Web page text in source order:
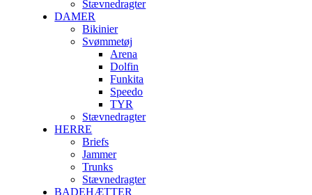
Stævnedragter
DAMER
Bikinier
Svømmetøj
Arena
Dolfin
Funkita
Speedo
TYR
Stævnedragter
HERRE
Briefs
Jammer
Trunks
Stævnedragter
BADEHÆTTER